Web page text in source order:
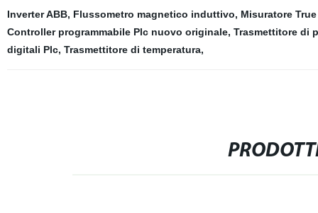
Inverter ABB, Flussometro magnetico induttivo, Misuratore
Controller programmabile Plc nuovo originale, Trasmettitore di
digitali Plc, Trasmettitore di temperatura,